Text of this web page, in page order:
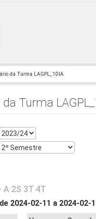
da Turma LAGPL_1DIA
da Turma
2S 3T 4T
2024-02-11 a 2024-02-